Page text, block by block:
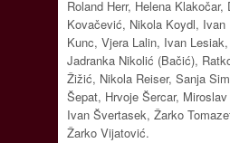
Roland Herr, Helena Klakočar,
Kovačević, Nikola Koydl, Ivan
Kunc, Vjera Lalin, Ivan
Jadranka Nikolić (Bačić),
Žižić, Nikola Reiser, Sanja
Šepat, Hrvoje Šercar,
Ivan Švertasek, Žarko
Žarko Vijatović.